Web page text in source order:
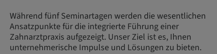
Während fünf Seminartagen werden die wesentlichen
Ansatzpunkte für die integrierte Führung einer
Zahnarztpraxis aufgezeigt. Unser Ziel ist es, Ihnen
unternehmerische Impulse und Lösungen zu bieten.